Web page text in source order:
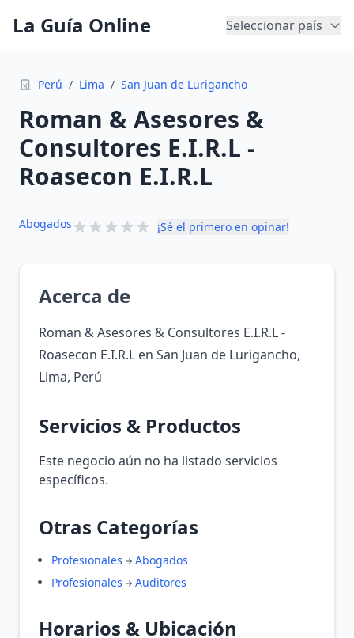
La Guía Online Seleccionar país
Perú / Lima / San Juan de Lurigancho
Roman & Asesores &
Consultores E.I.R.L -
Roasecon E.I.R.L
Abogados ¡Sé el primero en opinar!
Acerca de
Roman & Asesores & Consultores E.I.R.L -
Roasecon E.I.R.L en San Juan de Lurigancho,
Lima, Perú
Servicios & Productos
Este negocio aún no ha listado servicios
específicos.
Otras Categorías
Profesionales
Abogados
Profesionales
Auditores
Horarios & Ubicación